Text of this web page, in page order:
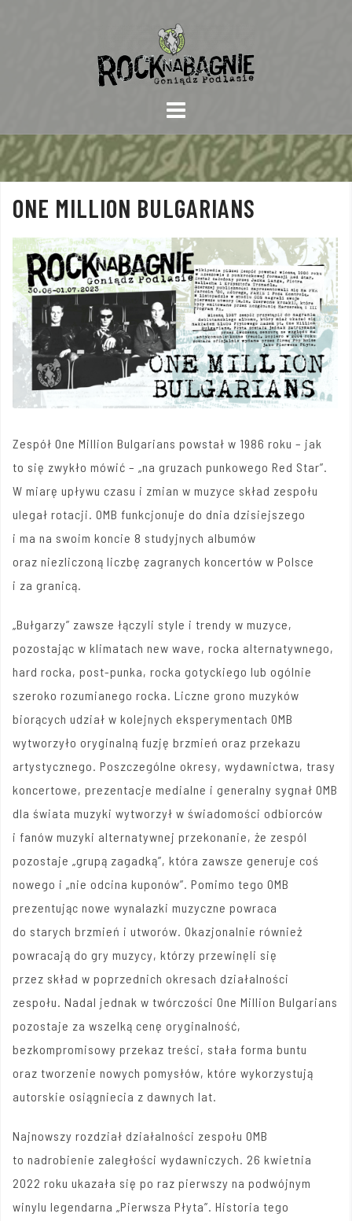
ONE MILLION BULGARIANS
Zespół One Million Bulgarians powstał w 1986 roku – jak
to się zwykło mówić – „na gruzach punkowego Red Star”.
W miarę upływu czasu i zmian w muzyce skład zespołu
ulegał rotacji. OMB funkcjonuje do dnia dzisiejszego
i ma na swoim koncie 8 studyjnych albumów
oraz niezliczoną liczbę zagranych koncertów w Polsce
i za granicą.
„Bułgarzy” zawsze łączyli style i trendy w muzyce,
pozostając w klimatach new wave, rocka alternatywnego,
hard rocka, post-punka, rocka gotyckiego lub ogólnie
szeroko rozumianego rocka. Liczne grono muzyków
biorących udział w kolejnych eksperymentach OMB
wytworzyło oryginalną fuzję brzmień oraz przekazu
artystycznego. Poszczególne okresy, wydawnictwa, trasy
koncertowe, prezentacje medialne i generalny sygnał OMB
dla świata muzyki wytworzył w świadomości odbiorców
i fanów muzyki alternatywnej przekonanie, że zespól
pozostaje „grupą zagadką”, która zawsze generuje coś
nowego i „nie odcina kuponów”. Pomimo tego OMB
prezentując nowe wynalazki muzyczne powraca
do starych brzmień i utworów. Okazjonalnie również
powracają do gry muzycy, którzy przewinęli się
przez skład w poprzednich okresach działalności
zespołu. Nadal jednak w twórczości One Million Bulgarians
pozostaje za wszelką cenę oryginalność,
bezkompromisowy przekaz treści, stała forma buntu
oraz tworzenie nowych pomysłów, które wykorzystują
autorskie osiągniecia z dawnych lat.
Najnowszy rozdział działalności zespołu OMB
to nadrobienie zaległości wydawniczych. 26 kwietnia
2022 roku ukazała się po raz pierwszy na podwójnym
winylu legendarna „Pierwsza Płyta”. Historia tego